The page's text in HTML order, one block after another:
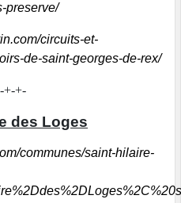
preserve/
circuits-et-
de-saint-georges-de-rex/
+-+-
des Loges
communes/saint-hilaire-